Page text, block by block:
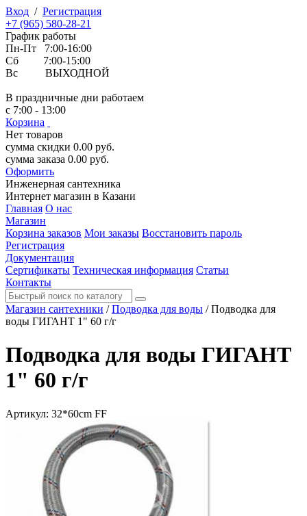
Вход / Регистрация
+7 (965) 580-28-21
График работы
Пн-Пт 7:00-16:00
Сб 7:00-15:00
Вс ВЫХОДНОЙ
В праздничные дни работаем
с 7:00 - 13:00
Корзина
Нет товаров
сумма скидки 0.00 руб.
сумма заказа 0.00 руб.
Оформить
Инженерная сантехника
Интернет магазин в Казани
Главная О нас
Магазин
Корзина заказов Мои заказы Восстановить пароль
Регистрация
Документация
Сертификаты Техническая информация Статьи
Контакты
Магазин сантехники / Подводка для воды / Подводка для
воды ГИГАНТ 1" 60 г/г
Подводка для воды ГИГАНТ
1" 60 г/г
Артикул: 32*60cm FF